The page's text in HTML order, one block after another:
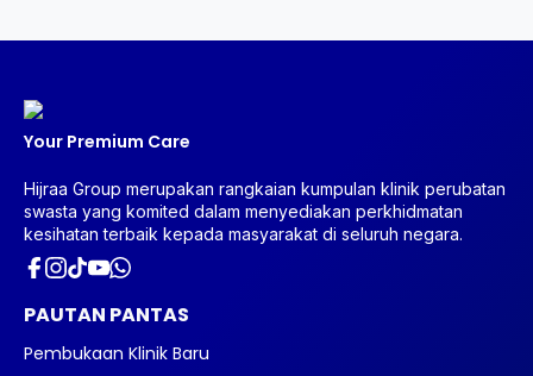
Your Premium Care
Hijraa Group merupakan rangkaian kumpulan klinik perubatan
swasta yang komited dalam menyediakan perkhidmatan
kesihatan terbaik kepada masyarakat di seluruh negara.
PAUTAN PANTAS
Pembukaan Klinik Baru